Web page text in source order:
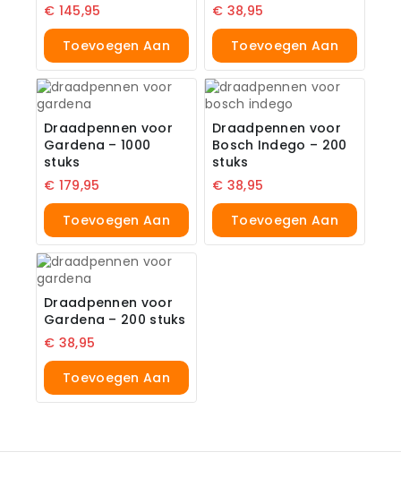
€ 145,95
Toevoegen Aan
Winkelwagen
€ 38,95
Toevoegen Aan
Winkelwagen
Draadpennen voor
Gardena – 1000
stuks
€ 179,95
Toevoegen Aan
Winkelwagen
Draadpennen voor
Bosch Indego – 200
stuks
€ 38,95
Toevoegen Aan
Winkelwagen
Draadpennen voor
Gardena – 200 stuks
€ 38,95
Toevoegen Aan
Winkelwagen